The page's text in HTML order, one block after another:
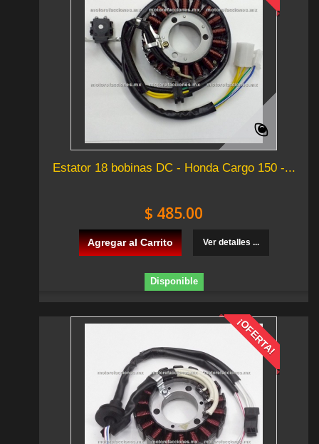
Estator 18 bobinas DC - Honda Cargo 150 -...
$ 485.00
Agregar al Carrito Ver detalles ...
Disponible
¡OFERTA!